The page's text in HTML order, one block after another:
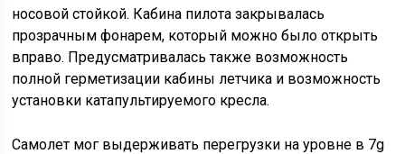
носовой стойкой. Кабина пилота закрывалась
прозрачным фонарем, который можно было открыть
вправо. Предусматривалась также возможность
полной герметизации кабины летчика и возможность
установки катапультируемого кресла.
Самолет мог выдерживать перегрузки на уровне в 7g